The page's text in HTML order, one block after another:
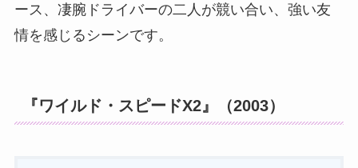
ース、凄腕ドライバーの二人が競い合い、強い友
情を感じるシーンです。
『ワイルド・スピードX2』（2003）